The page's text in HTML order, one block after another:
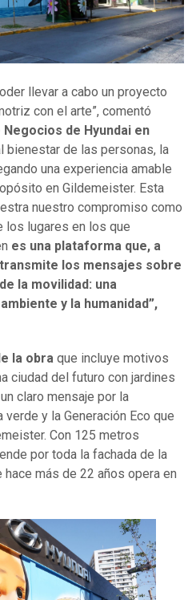
llevar a cabo un proyecto
con el arte”, comentó
de Hyundai en
bienestar de las personas, la
una experiencia amable
en Gildemeister. Esta
nuestro compromiso como
los lugares en los que
es una plataforma que, a
los mensajes sobre
la movilidad: una
y la humanidad”,
la obra que incluye motivos
ciudad del futuro con jardines
claro mensaje por la
y la Generación Eco que
Con 125 metros
por toda la fachada de la
más de 22 años opera en